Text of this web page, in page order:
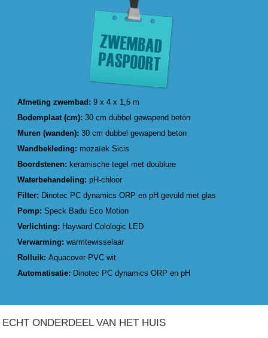
Afmeting zwembad:9 x 4 x 1,5 m
Bodemplaat (cm):30 cm dubbel gewapend beton
Muren (wanden):30 cm dubbel gewapend beton
Wandbekleding: mozaïek Sicis
Boordstenen: keramische tegel met doublure
Waterbehandeling: pH-chloor
Filter: Dinotec PC dynamics ORP en pH gevuld met glas
Pomp:Speck Badu Eco Motion
Verlichting: Hayward Colologic LED
Verwarming:warmtewisselaar
Rolluik:Aquacover PVC wit
Automatisatie: Dinotec PC dynamics ORP en pH
ECHT ONDERDEEL VAN HET HUIS